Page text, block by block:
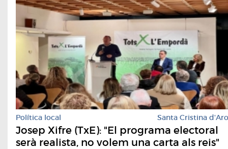
Política local Santa Cristina d'Aro
Josep Xifre (TxE): "El programa electoral
serà realista, no volem una carta als reis"